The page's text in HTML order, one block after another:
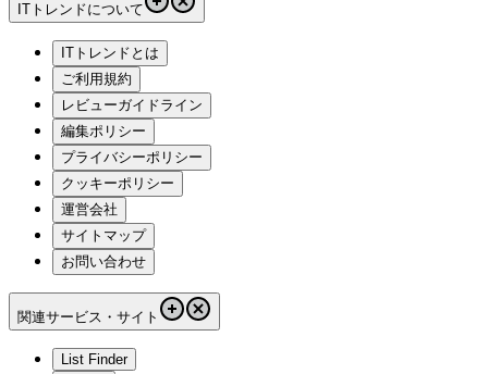
ITトレンドについて
ITトレンドとは
ご利用規約
レビューガイドライン
編集ポリシー
プライバシーポリシー
クッキーポリシー
運営会社
サイトマップ
お問い合わせ
関連サービス・サイト
List Finder